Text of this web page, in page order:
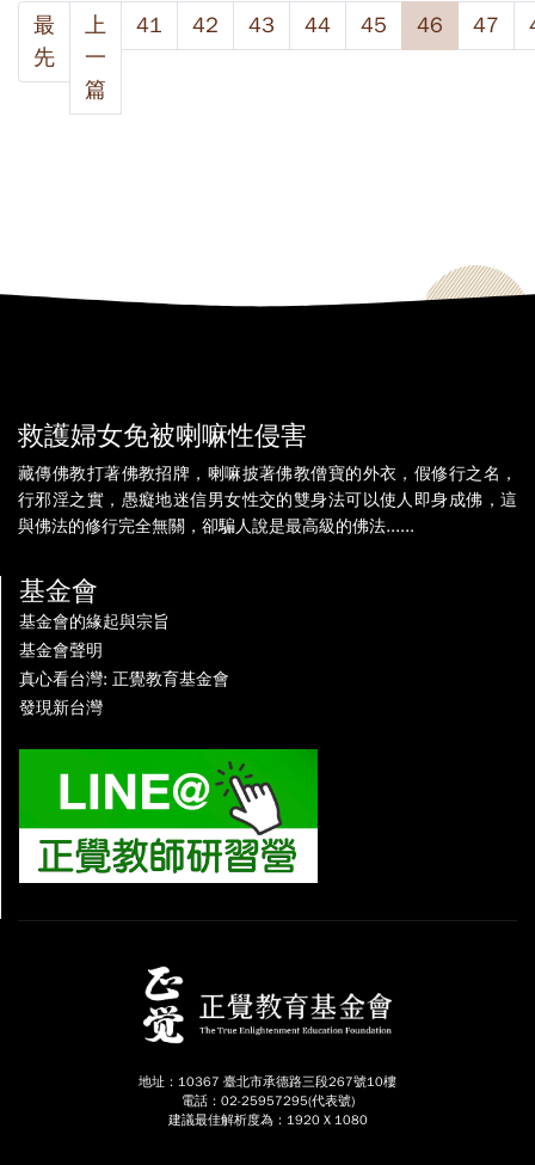
最
先
上
一
篇
41 42 43 44 45 46 47
救護婦女免被喇嘛性侵害
藏傳佛教打著佛教招牌，喇嘛披著佛教僧寶的外衣，假修行之名，
行邪淫之實，愚癡地迷信男女性交的雙身法可以使人即身成佛，這
與佛法的修行完全無關，卻騙人說是最高級的佛法......
基金會
基金會的緣起與宗旨
基金會聲明
真心看台灣: 正覺教育基金會
發現新台灣
地址：10367 臺北市承德路三段267號10樓
電話：02-25957295(代表號)
建議最佳解析度為：1920 X 1080